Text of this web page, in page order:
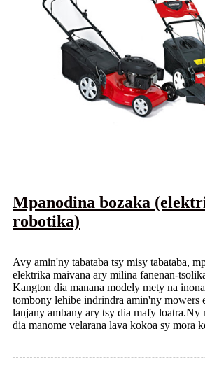
Mpanodina bozaka
robotika)
Avy amin'ny tabataba tsy misy tabataba,
elektrika maivana ary milina fanenan-
Kangton dia manana modely mety na
tombony lehibe indrindra amin'ny mowers
lanjany ambany ary tsy dia mafy loatra.Ny
dia manome velarana lava kokoa sy mora